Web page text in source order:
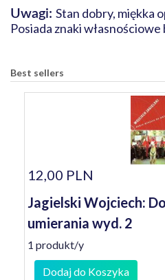
Uwagi: Stan dobry, miękka
Posiada znaki
Best sellers
12,00 PLN
Jagielski Wojciech:
umierania wyd. 2
1 produkt/y
Dodaj do Koszyka